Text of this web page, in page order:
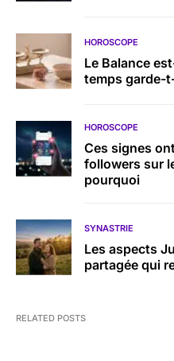
HOROSCOPE
Le Balance
temps garde-
HOROSCOPE
Ces signes
followers sur
pourquoi
SYNASTRIE
Les aspects
partagée qui
RELATED POSTS